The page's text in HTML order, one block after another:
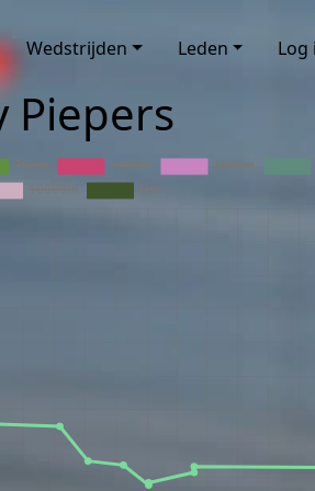
Wedstrijden Leden
Log
Piepers